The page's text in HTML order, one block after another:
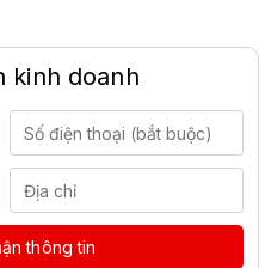
kinh doanh
thông tin